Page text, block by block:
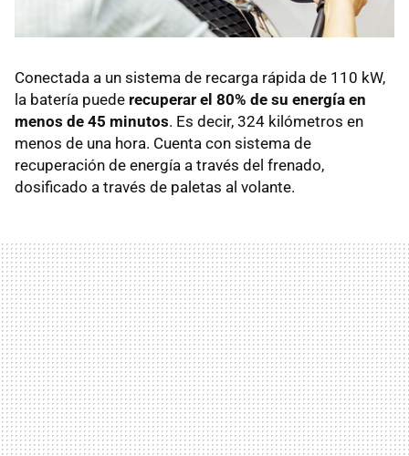
Conectada a un sistema de recarga rápida de 110 kW,
la batería puede recuperar el 80% de su energía en
menos de 45 minutos. Es decir, 324 kilómetros en
menos de una hora. Cuenta con sistema de
recuperación de energía a través del frenado,
dosificado a través de paletas al volante.